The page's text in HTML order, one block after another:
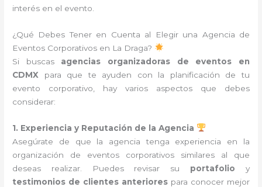
interés en el evento.
¿Qué Debes Tener en Cuenta al Elegir una Agencia de
Eventos Corporativos en La Draga?
Si buscas agencias organizadoras de eventos en
CDMX para que te ayuden con la planificación de tu
evento corporativo, hay varios aspectos que debes
considerar:
1. Experiencia y Reputación de la Agencia
Asegúrate de que la agencia tenga experiencia en la
organización de eventos corporativos similares al que
deseas realizar. Puedes revisar su portafolio y
testimonios de clientes anteriores para conocer mejor